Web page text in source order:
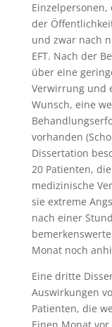
der
und zwar nach
EFT. Nach der
über eine
Verwirrung und
Wunsch, eine
vorhanden
Dissertation
20 Patienten,
medizinische
sie extreme
nach einer
Monat noch
Eine dritte
Auswirkungen
Patienten, die